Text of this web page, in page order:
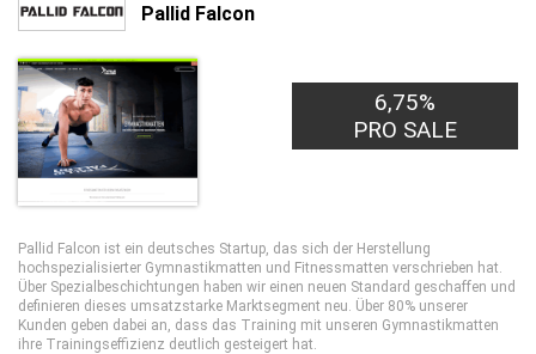
Pallid Falcon
6,75%
PRO SALE
Pallid Falcon ist ein deutsches Startup, das sich der Herstellung
hochspezialisierter Gymnastikmatten und Fitnessmatten verschrieben hat.
Über Spezialbeschichtungen haben wir einen neuen Standard geschaffen und
definieren dieses umsatzstarke Marktsegment neu. Über 80% unserer
Kunden geben dabei an, dass das Training mit unseren Gymnastikmatten
ihre Trainingseffizienz deutlich gesteigert hat.